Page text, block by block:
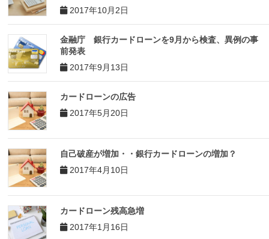
2017年10月2日
金融庁 銀行カードローンを9月から検査、異例の事
前発表
2017年9月13日
カードローンの広告
2017年5月20日
自己破産が増加・・銀行カードローンの増加？
2017年4月10日
カードローン残高急増
2017年1月16日